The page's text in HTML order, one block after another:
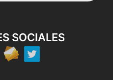
SOCIALES